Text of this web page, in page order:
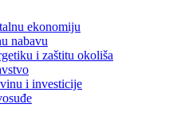
ekonomiju
nabavu
i zaštitu okoliša
i investicije